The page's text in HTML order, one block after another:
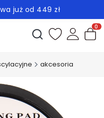
już od 449 zł
produkty
Otwórz
akcesoria